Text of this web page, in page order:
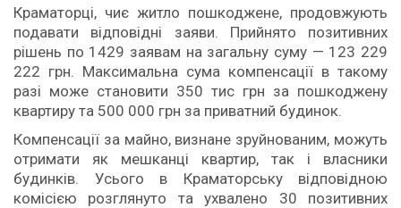
Краматорці, чиє житло пошкоджене, продовжують
подавати відповідні заяви. Прийнято позитивних
рішень по 1429 заявам на загальну суму — 123 229
222 грн. Максимальна сума компенсації в такому
разі може становити 350 тис грн за пошкоджену
квартиру та 500 000 грн за приватний будинок.
Компенсації за майно, визнане зруйнованим, можуть
отримати як мешканці квартир, так і власники
будинків. Усього в Краматорську відповідною
комісією розглянуто та ухвалено 30 позитивних